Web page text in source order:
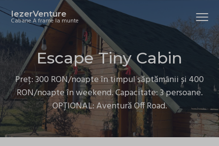
S
i
t
o
p
r
i
m
a
S
i
t
o
m
a
i
n
c
S
i
t
o
o
o
t
e
IezerVenture
Cabane A frame la munte Menu
Escape Tiny Cabin
Preț: 300 RON/noapte în timpul săptămânii și 400
RON/noapte în weekend. Capacitate: 3 persoane.
OPȚIONAL: Aventură Off Road.